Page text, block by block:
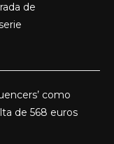
de
como
de 568 euros